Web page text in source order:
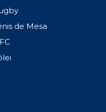
de Mesa